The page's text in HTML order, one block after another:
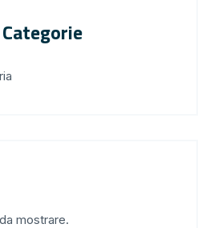
Categorie
mostrare.